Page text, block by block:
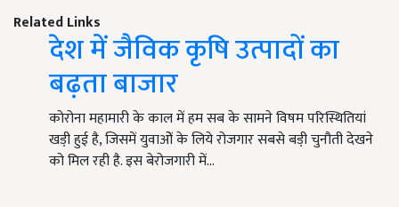
Related Links
देश में जैविक कृषि उत्पादों का
बढ़ता बाजार
कोरोना महामारी के काल में हम सब के सामने विषम परिस्थितियां
खडी़ हुई है, जिसमें युवाओें के लिये रोजगार सबसे बडी़ चुनौती देखने
को मिल रही है. इस बेरोजगारी में…